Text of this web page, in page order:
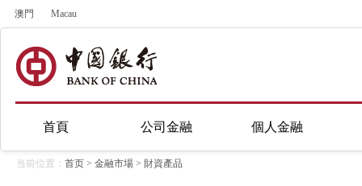
澳門 Macau
首頁 公司金融 個人金融
当前位置： 首页 > 金融市場 > 財資產品